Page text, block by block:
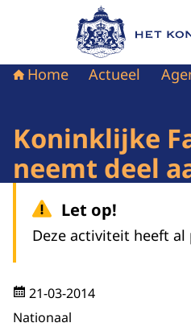
Naar de
Home Actueel
Koninklijke
neemt deel
Let op!
Deze activiteit heeft al
21-03-2014
Nationaal